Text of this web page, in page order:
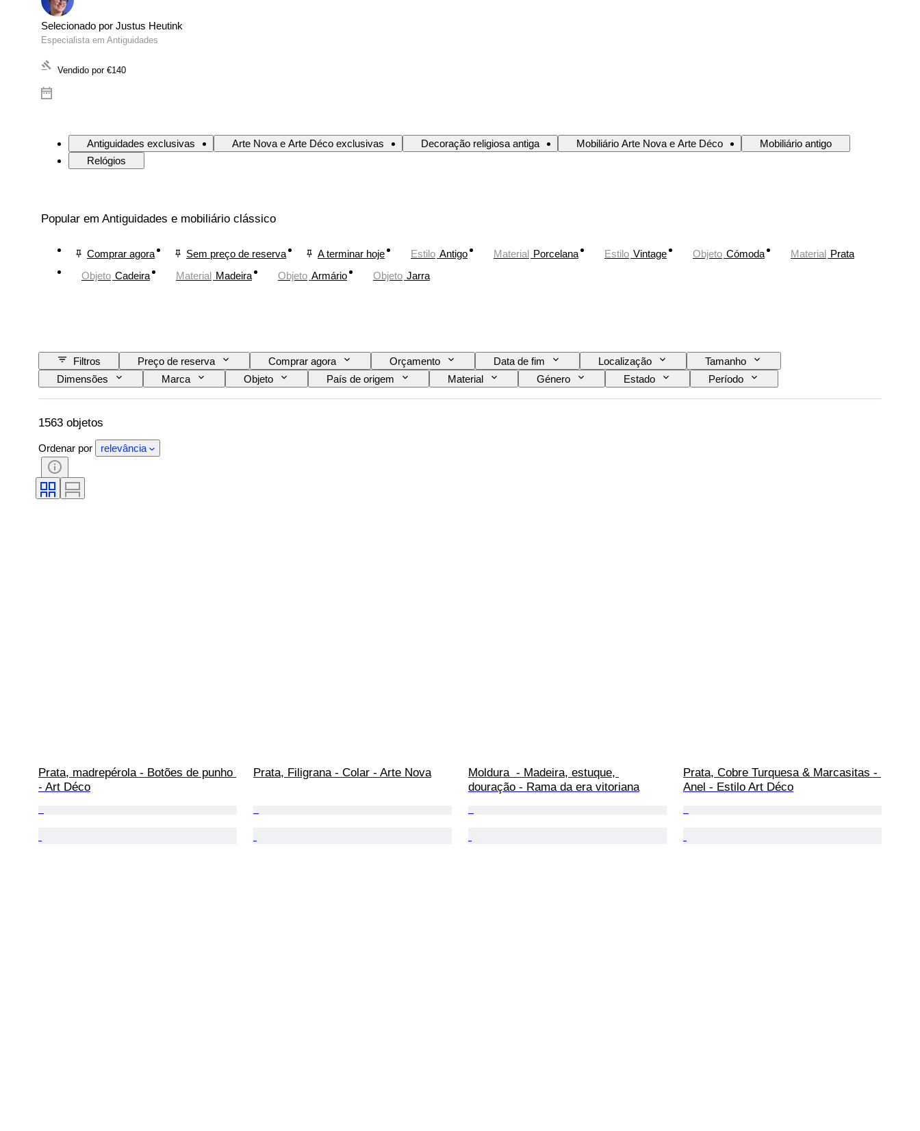
Selecionado por Justus Heutink
Especialista em Antiguidades
Vendido por €140
Antiguidades exclusivas Arte Nova e Arte Déco exclusivas Decoração religiosa antiga Mobiliário Arte Nova e Arte Déco
Mobiliário antigo
Relógios
Popular em Antiguidades e mobiliário clássico
Comprar agora Sem preço de reserva A terminar hoje Estilo Antigo Material Porcelana Estilo Vintage Objeto Cómoda Material Prata
Objeto Cadeira Material Madeira Objeto Armário Objeto Jarra
Filtros Preço de reserva Comprar agora Orçamento Data de fim Localização
Tamanho
Dimensões
Marca Objeto País de origem Material Género Estado
Período
Certificação
Tema Estilo Assinatura Cor Movimento do relógio A tocar
Tipo de relógio
1563 objetos
Ordenar por relevância
Prata, madrepérola - Botões de punho
- Art Déco
Prata, Filigrana - Colar - Arte Nova
Moldura  - Madeira, estuque,
douração - Rama da era vitoriana
Prata, Cobre Turquesa & Marcasitas -
Anel - Estilo Art Déco